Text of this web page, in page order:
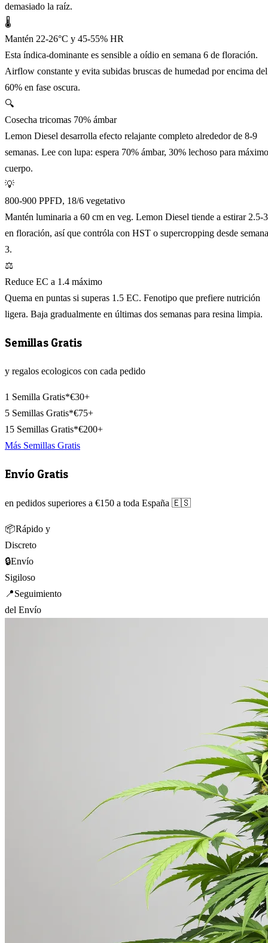
demasiado la raíz.
🌡️
Mantén 22-26°C y 45-55% HR
Esta índica-dominante es sensible a oídio en semana 6 de floración.
Airflow constante y evita subidas bruscas de humedad por encima del
60% en fase oscura.
🔍
Cosecha tricomas 70% ámbar
Lemon Diesel desarrolla efecto relajante completo alrededor de 8-9
semanas. Lee con lupa: espera 70% ámbar, 30% lechoso para máximo
cuerpo.
💡
800-900 PPFD, 18/6 vegetativo
Mantén luminaria a 60 cm en veg. Lemon Diesel tiende a estirar 2.5-
en floración, así que contróla con HST o supercropping desde semana
3.
⚖️
Reduce EC a 1.4 máximo
Quema en puntas si superas 1.5 EC. Fenotipo que prefiere nutrición
ligera. Baja gradualmente en últimas dos semanas para resina limpia.
Semillas Gratis
y regalos ecologicos con cada pedido
1 Semilla Gratis*€30+
5 Semillas Gratis*€75+
15 Semillas Gratis*€200+
Más Semillas Gratis
Envío Gratis
en pedidos superiores a €150 a toda España 🇪🇸
📦Rápido y
Discreto
🔒Envío
Sigiloso
📍Seguimiento
del Envío